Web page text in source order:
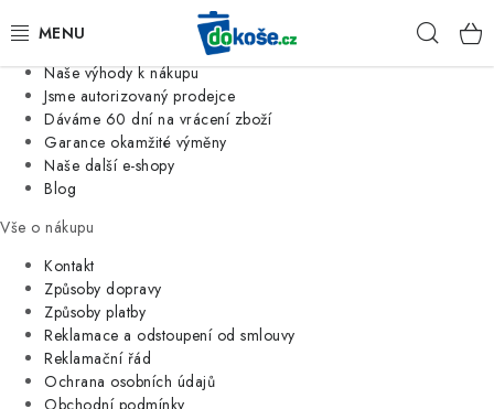
Jsme tradiční česká firma
Naše výhody k nákupu
Jsme autorizovaný prodejce
Dáváme 60 dní na vrácení zboží
Garance okamžité výměny
Naše další e-shopy
Blog
Vše o nákupu
Kontakt
Způsoby dopravy
Způsoby platby
Reklamace a odstoupení od smlouvy
Reklamační řád
Ochrana osobních údajů
Obchodní podmínky
KOŠE
SÁČKY
KUCHYNĚ
ORGANIZACE
DOMÁCNOST